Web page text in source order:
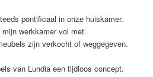
pontificaal in onze huiskamer.
werkkamer vol met
zijn verkocht of weggegeven.
van Lundia een tijdloos concept.